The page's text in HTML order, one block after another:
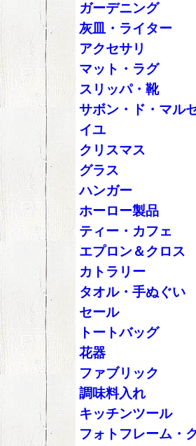
ガーデニング
灰皿・ライター
アクセサリ
マット・ラグ
スリッパ・靴
サボン・ド・マル
イユ
クリスマス
グラス
ハンガー
ホーロー製品
ティー・カフェ
エプロン＆クロス
カトラリー
タオル・手ぬぐい
セール
トートバッグ
花器
ファブリック
調味料入れ
キッチンツール
フォトフレーム・